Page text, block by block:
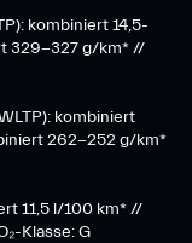
kombiniert 14,5-
329-327 g/km* //
kombiniert
262-252 g/km*
11,5 l/100 km* //
Klasse: G